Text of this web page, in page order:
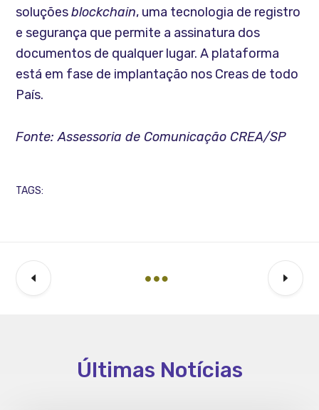
soluçõesblockchain, uma tecnologia de registro
e segurança que permite a assinatura dos
documentos de qualquer lugar. A plataforma
está em fase de implantação nos Creas de todo
País.
Fonte: Assessoria de Comunicação CREA/SP
TAGS:
Últimas Notícias